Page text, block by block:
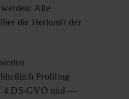
werden: Alle
die Herkunft der
Profiling
4 DS-GVO und —